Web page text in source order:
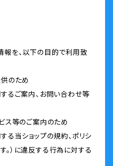
報を、以下の目的で利用致
供のため
するご案内、お問い合わせ等
ビス等のご案内のため
る当ショップの規約、ポリシ
。）に違反する行為に対する